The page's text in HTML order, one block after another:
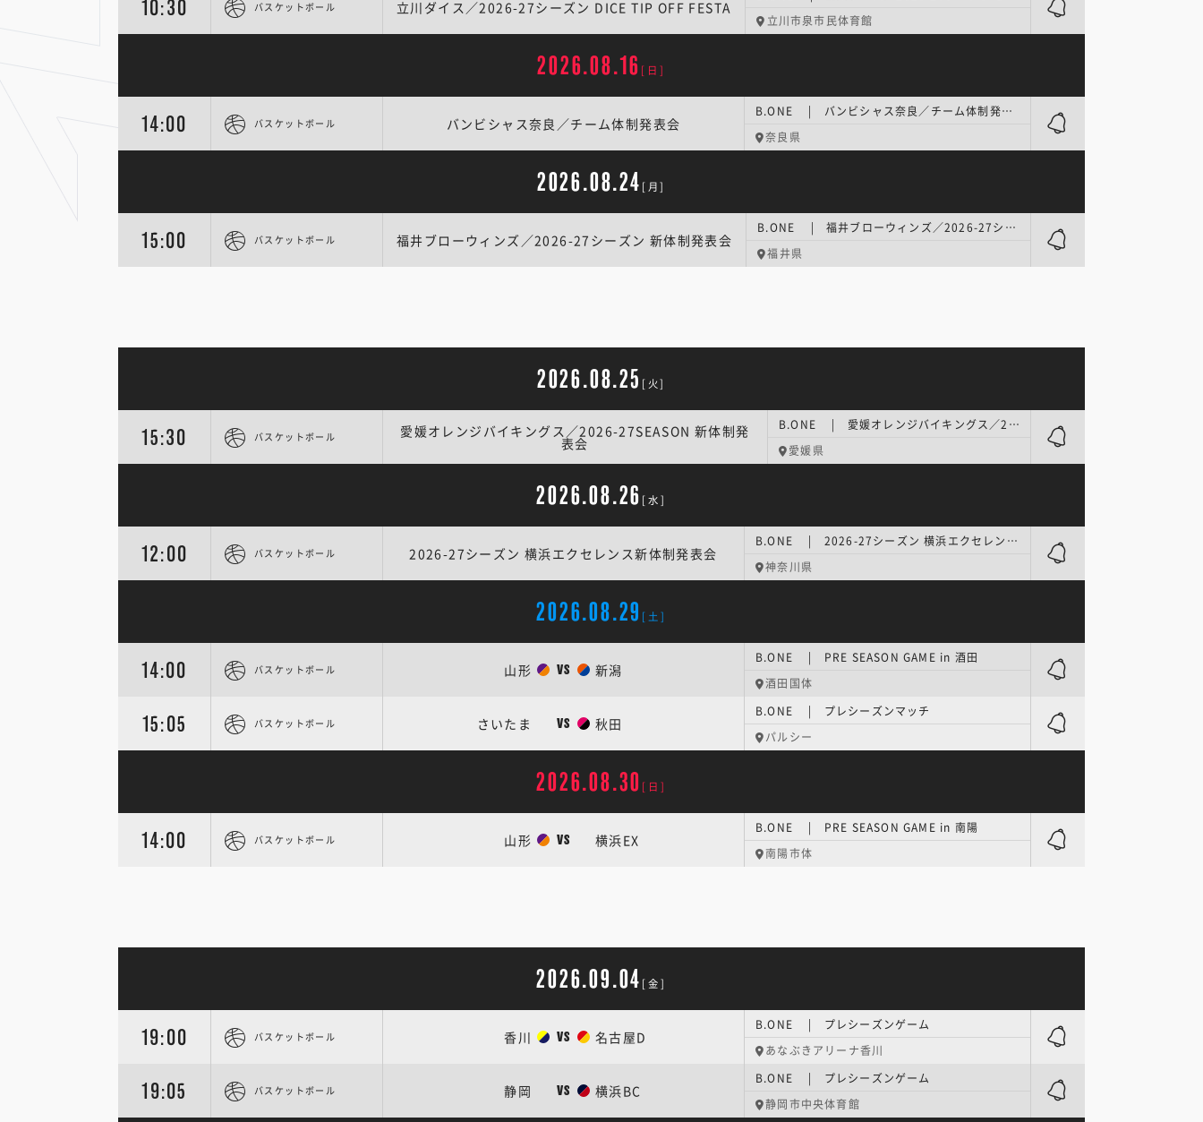
10:30 バスケットボール 立川ダイス／2026-27シーズン DICE TIP OFF FESTA
立川市泉市民体育館
2026.08.16 [日]
14:00 バスケットボール バンビシャス奈良／チーム体制発表会
B.ONE | バンビシャス奈良／チーム体制発表会
奈良県
2026.08.24 [月]
15:00 バスケットボール 福井ブローウィンズ／2026-27シーズン 新体制発表会
B.ONE | 福井ブローウィンズ／2026-27シーズン 新体制発表会
福井県
2026.08.25 [火]
15:30 バスケットボール 愛媛オレンジバイキングス／2026-27SEASON 新体制発
表会
B.ONE | 愛媛オレンジバイキングス／2026-27SEASON 新体制発表会
愛媛県
2026.08.26 [水]
12:00 バスケットボール 2026-27シーズン 横浜エクセレンス新体制発表会
B.ONE | 2026-27シーズン 横浜エクセレンス新体制発表会
神奈川県
2026.08.29 [土]
14:00 バスケットボール 山形 VS 新潟
B.ONE | PRE SEASON GAME in 酒田
酒田国体
15:05 バスケットボール さいたま VS 秋田
B.ONE | プレシーズンマッチ
パルシー
2026.08.30 [日]
14:00 バスケットボール 山形 VS 横浜EX
B.ONE | PRE SEASON GAME in 南陽
南陽市体
2026.09.04 [金]
19:00 バスケットボール 香川 VS 名古屋D
B.ONE | プレシーズンゲーム
あなぶきアリーナ香川
19:05 バスケットボール 静岡 VS 横浜BC
B.ONE | プレシーズンゲーム
静岡市中央体育館